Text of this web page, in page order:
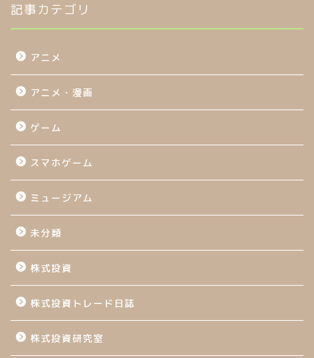
記事カテゴリ
アニメ
アニメ・漫画
ゲーム
スマホゲーム
ミュージアム
未分類
株式投資
株式投資トレード日誌
株式投資研究室